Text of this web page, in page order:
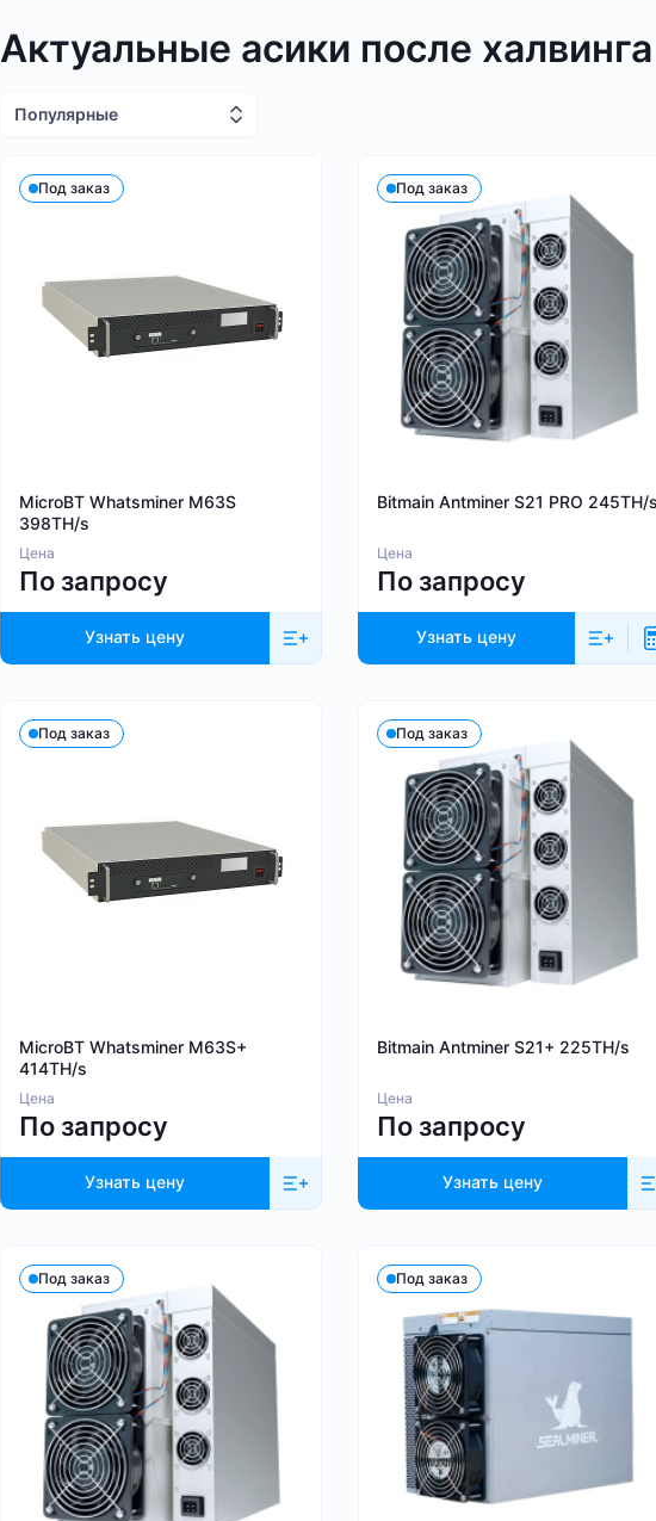
Актуальные асики после
Популярные
Под заказ
MicroBT Whatsminer M63S
398TH/s
Цена
По запросу
Узнать цену
Под заказ
Bitmain Antminer S21 PRO 245TH/s
Цена
По запросу
Узнать цену
Под заказ
MicroBT Whatsminer M63S+
414TH/s
Цена
По запросу
Узнать цену
Под заказ
Bitmain Antminer S21+ 225TH/s
Цена
По запросу
Узнать цену
Под заказ Под заказ